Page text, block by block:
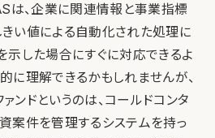
は、企業に関連情報と事業指標
きい値による自動化された処理に
示した場合にすぐに対応できるよ
に理解できるかもしれませんが、
ンドというのは、コールドコンタ
案件を管理するシステムを持っ